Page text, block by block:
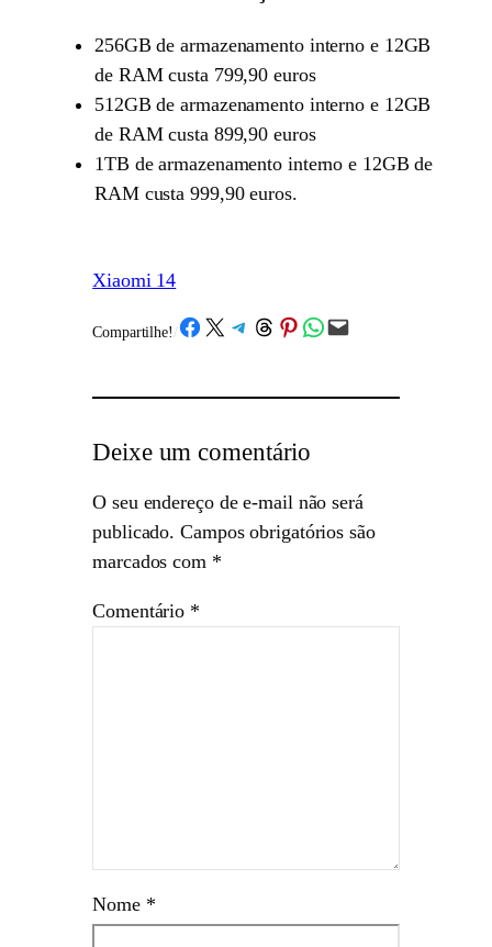
256GB de armazenamento interno e 12GB
de RAM custa 799,90 euros
512GB de armazenamento interno e 12GB
de RAM custa 899,90 euros
1TB de armazenamento interno e 12GB de
RAM custa 999,90 euros.
Xiaomi 14
Compartilhe!/Share on Facebook
Share on X Share on Telegram
Share on Threads
Share on Pinterest
Share on WhatsApp
Email this Page
Deixe um comentário
O seu endereço de e-mail não será
publicado. Campos obrigatórios são
marcados com *
Comentário *
Nome *